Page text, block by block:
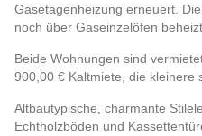
Gasetagenheizung erneuert.
noch über Gaseinzelöfen
Beide Wohnungen sind
900,00 € Kaltmiete, die kleinere
Altbautypische, charmante
Echtholzböden und